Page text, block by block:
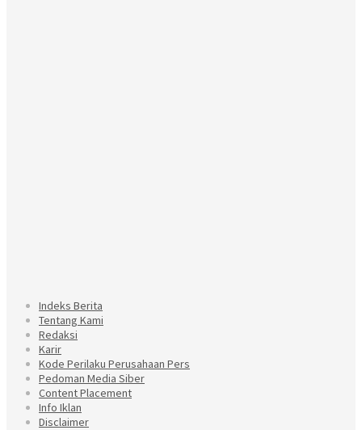
Indeks Berita
Tentang Kami
Redaksi
Karir
Kode Perilaku Perusahaan Pers
Pedoman Media Siber
Content Placement
Info Iklan
Disclaimer